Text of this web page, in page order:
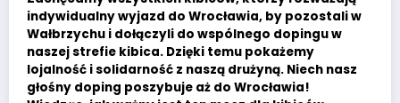
indywidualny wyjazd do Wrocławia, by pozostali w
Wałbrzychu i dołączyli do wspólnego dopingu w
naszej strefie kibica. Dzięki temu pokażemy
lojalność i solidarność z naszą drużyną. Niech nasz
głośny doping poszybuje aż do Wrocławia!